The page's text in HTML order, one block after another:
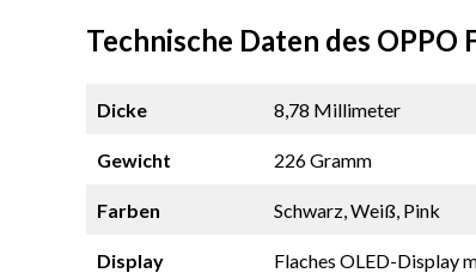
Technische Daten des OPPO
Dicke 8,78 Millimeter
Gewicht 226 Gramm
Farben Schwarz, Weiß, Pink
Display Flaches OLED-Display